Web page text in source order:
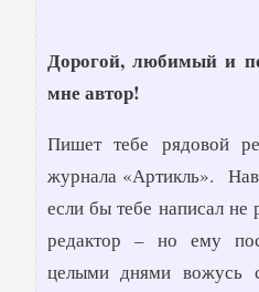
Дорогой, любимый и
мне автор!
Пишет тебе рядовой
журнала «Артикль».
если бы тебе написал не
редактор – но ему
целыми днями вожусь